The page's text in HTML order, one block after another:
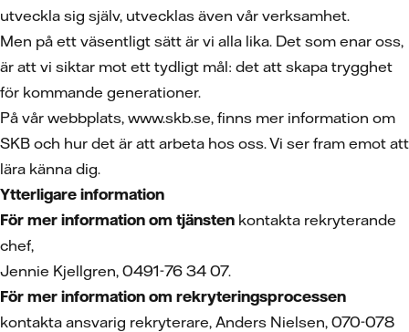
utveckla sig själv, utvecklas även vår verksamhet.
Men på ett väsentligt sätt är vi alla lika. Det som enar oss,
är att vi siktar mot ett tydligt mål: det att skapa trygghet
för kommande generationer.
På vår webbplats, www.skb.se, finns mer information om
SKB och hur det är att arbeta hos oss. Vi ser fram emot att
lära känna dig.
Ytterligare information
För mer information om tjänsten kontakta rekryterande
chef,
Jennie Kjellgren, 0491-76 34 07.
För mer information om rekryteringsprocessen
kontakta ansvarig rekryterare, Anders Nielsen, 070-078